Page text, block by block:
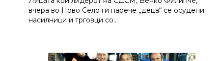
вчера во Ново Село ги нарече „деца“ се осудени
насилници и трговци со…